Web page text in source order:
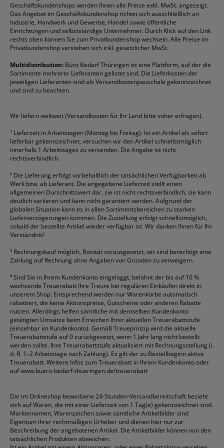
Vertrag widerrufen (Privatkunden)
Rabatte & Aktionen
Druckerpatronen
Etiketten
Fineliner
Folienschreiber
Formulare
Gelschreiber
Geschäftsbücher
Kopierpapier
Korrekturmittel
Kugelschreiber
Mappen
Ordner
Packband
Permanentmarker
Textmarker
Tintenroller
Tintenpatronen
Toilettenpapier
Toner
Versandmaterial
Versandtaschen
DYMO
Edding
Esselte
Faber-Castell
Fellowes
Franken
Fripa
HP
Pelikan
Pilot
Pritt
Schneider
Stabilo
Staedtler
alle Marken anzeigen
Geschäftskundenshops werden Ihnen alle Preise exkl. MwSt. angezeigt.
Das Angebot im Geschäftskundenshop richtet sich ausschließlich an
Industrie, Handwerk und Gewerbe, Handel sowie öffentliche
Einrichtungen und selbstständige Unternehmer. Durch Klick auf den Link
rechts oben können Sie zum Privatkundenshop wechseln. Alle Preise im
Privatkundenshop verstehen sich inkl. gesetzlicher MwSt.
Multidistribution: Büro Bedarf Thüringen ist eine Plattform, auf der die
Sortimente mehrerer Lieferanten gelistet sind. Die Lieferkosten der
jeweiligen Lieferanten sind als Versandkostenpauschale gekennzeichnet
und sind zu beachten.
Wir liefern weltweit (Versandkosten für Ihr Land bitte voher erfragen).
¹ Lieferzeit in Arbeitstagen (Montag bis Freitag). Ist ein Artikel als sofort
lieferbar gekennzeichnet, versuchen wir den Artikel schnellstmöglich
innerhalb 1 Arbeitstages zu versenden. Die Angabe ist nicht
rechtsverbindlich.
² Die Lieferung erfolgt vorbehaltlich der tatsächlichen Verfügbarkeit ab
Werk bzw. ab Lieferant. Die angegebene Lieferzeit stellt einen
allgemeinen Durschnittswert dar, sie ist nicht rechtsverbindlich, sie kann
deutlich variieren und kann nicht garantiert werden. Aufgrund der
globalen Situation kann es in allen Sortimentsbereichen zu starken
Lieferverzögerungen kommen. Die Zustellung erfolgt schnellstmöglich,
sobald der bestellte Artikel wieder verfügbar ist. Wir danken Ihnen für Ihr
Verständnis!
³ Rechnungskauf möglich, Bonität vorausgesetzt, wir sind berechtigt eine
Zahlung auf Rechnung ohne Angaben von Gründen zu verweigern.
⁴Sind Sie in Ihrem Kundenkonto eingeloggt, belohnt der bis auf 10 %
wachsende Treuerabatt Ihre Treure bei regulären Einkäufen direkt in
unserem Shop. Entsprechend werden nur Warenkörbe automatisch
rabattiert, die keine Aktionspreise, Gutscheine oder anderen Rabatte
nutzen. Allerdings helfen sämtliche mit demselben Kundenkonto
getätigten Umsätze beim Erreichen Ihrer aktuellen Treuerabattstufe
(einsehbar im Kundenkonto). Gemäß Treueprinzip wird die aktuelle
Treuerabattstufe auf 0 zurückgesetzt, wenn 1 Jahr lang nicht bestellt
werden sollte. Ihre Treuerabattstufe aktualisiert mit Rechnungsstellung (i.
d. R. 1–2 Arbeitstage nach Zahlung). Es gilt der zu Bestellbeginn aktive
Treuerabatt. Weitere Infos zum Treuerabatt in Ihrem Kundenkonto oder
aufwww.buero-bedarf-thueringen.de/treuerabatt
Die im Onlineshop beworbene 24-Stunden-Versandbereitschaft bezieht
sich auf Waren, die mit einer Lieferzeit von 1 Tag(e) gekennzeichnet sind.
Markennamen, Warenzeichen sowie sämtliche Artikelbilder sind
Eigentum ihrer rechtmäßigen Urheber und dienen hier nur zur
Beschreibung der angebotenen Artikel. Die Artikelbilder können von den
tatsächlichen Produkten abweichen.